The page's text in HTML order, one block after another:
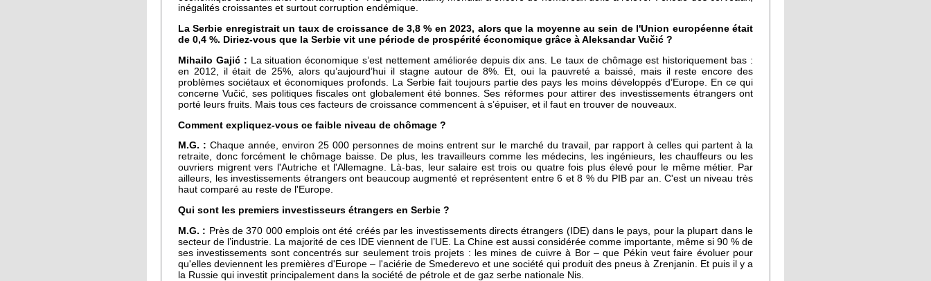
inégalités croissantes et surtout corruption endémique.
La Serbie enregistrait un taux de croissance de 3,8 % en 2023, alors que la moyenne au sein de l'Union européenne était
de 0,4 %. Diriez-vous que la Serbie vit une période de prospérité économique grâce à Aleksandar Vučić ?
Mihailo Gajić : La situation économique s’est nettement améliorée depuis dix ans. Le taux de chômage est historiquement bas :
en 2012, il était de 25%, alors qu’aujourd’hui il stagne autour de 8%. Et, oui la pauvreté a baissé, mais il reste encore des
problèmes sociétaux et économiques profonds. La Serbie fait toujours partie des pays les moins développés d’Europe. En ce qui
concerne Vučić, ses politiques fiscales ont globalement été bonnes. Ses réformes pour attirer des investissements étrangers ont
porté leurs fruits. Mais tous ces facteurs de croissance commencent à s’épuiser, et il faut en trouver de nouveaux.
Comment expliquez-vous ce faible niveau de chômage ?
M.G. :Chaque année, environ 25 000 personnes de moins entrent sur le marché du travail, par rapport à celles qui partent à la
retraite, donc forcément le chômage baisse. De plus, les travailleurs comme les médecins, les ingénieurs, les chauffeurs ou les
ouvriers migrent vers l'Autriche et l'Allemagne. Là-bas, leur salaire est trois ou quatre fois plus élevé pour le même métier. Par
ailleurs, les investissements étrangers ont beaucoup augmenté et représentent entre 6 et 8 % du PIB par an. C'est un niveau très
haut comparé au reste de l'Europe.
Qui sont les premiers investisseurs étrangers en Serbie ?
M.G. : Près de 370 000 emplois ont été créés par les investissements directs étrangers (IDE) dans le pays, pour la plupart dans le
secteur de l’industrie. La majorité de ces IDE viennent de l’UE. La Chine est aussi considérée comme importante, même si 90 % de
ses investissements sont concentrés sur seulement trois projets : les mines de cuivre à Bor – que Pékin veut faire évoluer pour
qu'elles deviennent les premières d'Europe – l'aciérie de Smederevo et une société qui produit des pneus à Zrenjanin. Et puis il y a
la Russie qui investit principalement dans la société de pétrole et de gaz serbe nationale Nis.